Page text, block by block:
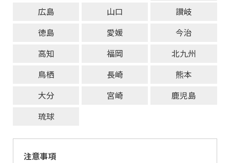
広島
山口
讃岐
徳島
愛媛
今治
高知
福岡
北九州
鳥栖
長崎
熊本
大分
宮崎
鹿児島
琉球
注意事項